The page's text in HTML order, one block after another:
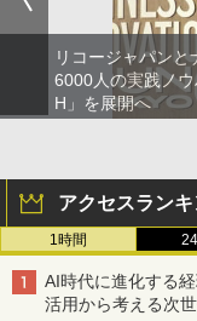
リコージャパン
6000人の実践ノ
H」を展開へ
アクセスラン
1時間
AI時代に進化する
活用から考える次